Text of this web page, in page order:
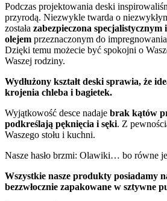
Podczas projektowania deski
przyrodą. Niezwykle twarda o
została zabezpieczona specjalistycznym
olejem przeznaczonym do
Dzięki temu możecie być spokojni o
Waszej rodziny.
Wydłużony kształt deski sprawia, że
krojenia chleba i bagietek.
Wyjątkowość desce nadaje brak kątów
podkreślają pęknięcia i sęki. Z
Waszego stołu i kuchni.
Nasze hasło brzmi: Olawiki… bo równe
Wszystkie nasze produkty posiadamy
bezzwłocznie zapakowane w sztywne